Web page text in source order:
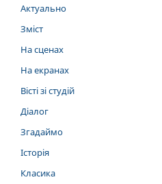
Актуально
Зміст
На сценах
На екранах
Вісті зі студій
Діалог
Згадаймо
Історія
Класика